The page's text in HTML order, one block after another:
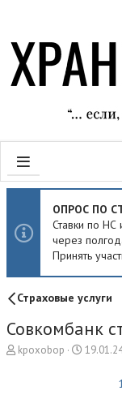
ОПРОС ПО
Ставки по НС
через
Принять
Страховые услуги
Совкомбанк
А
kpoxobop
Д